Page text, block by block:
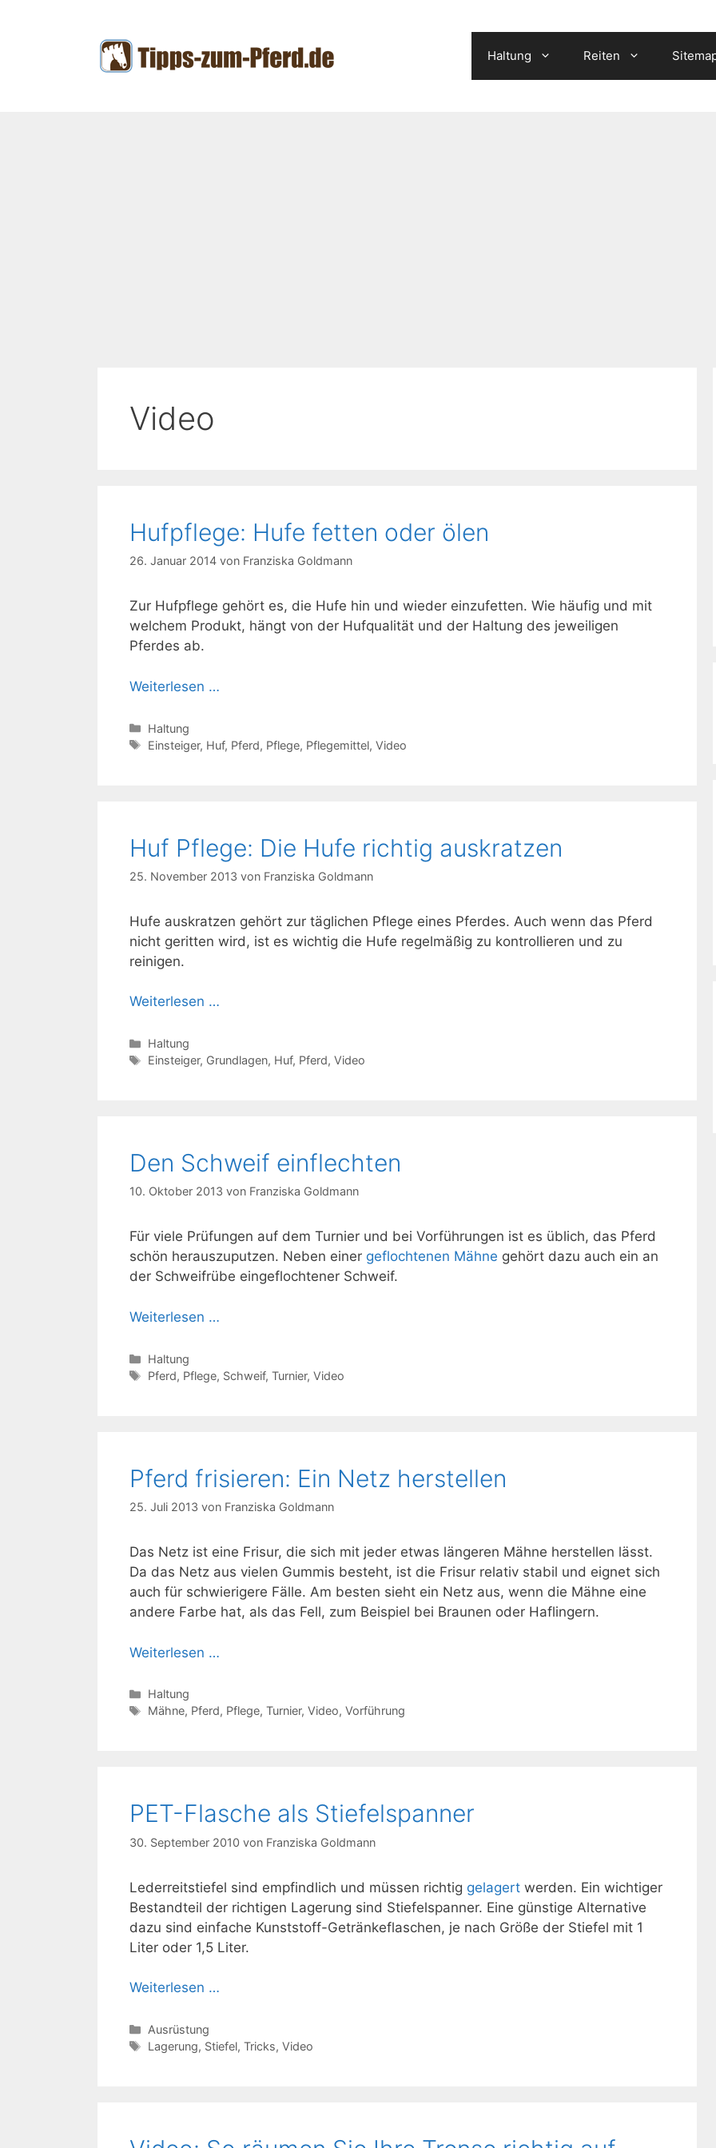
Haltung Reiten
Video
Hufpflege: Hufe fetten oder ölen
26. Januar 2014 von Franziska Goldmann
Zur Hufpflege gehört es, die Hufe hin und wieder einzufetten. Wie häufig und mit
welchem Produkt, hängt von der Hufqualität und der Haltung des jeweiligen
Pferdes ab.
Weiterlesen …
Kategorien
Haltung
Schlagwörter
Einsteiger, Huf, Pferd, Pflege, Pflegemittel,Video
Huf Pflege: Die Hufe richtig auskratzen
25. November 2013 von Franziska Goldmann
Hufe auskratzen gehört zur täglichen Pflege eines Pferdes. Auch wenn das Pferd
nicht geritten wird, ist es wichtig die Hufe regelmäßig zu kontrollieren und zu
reinigen.
Weiterlesen …
Kategorien
Haltung
Schlagwörter
Einsteiger, Grundlagen, Huf, Pferd,Video
Den Schweif einflechten
10. Oktober 2013 von Franziska Goldmann
Für viele Prüfungen auf dem Turnier und bei Vorführungen ist es üblich, das Pferd
schön herauszuputzen. Neben einer geflochtenen Mähne gehört dazu auch ein an
der Schweifrübe eingeflochtener Schweif.
Weiterlesen …
Kategorien
Haltung
Schlagwörter
Pferd, Pflege, Schweif,Turnier,Video
Pferd frisieren: Ein Netz herstellen
25. Juli 2013 von Franziska Goldmann
Das Netz ist eine Frisur, die sich mit jeder etwas längeren Mähne herstellen lässt.
Da das Netz aus vielen Gummis besteht, ist die Frisur relativ stabil und eignet sich
auch für schwierigere Fälle. Am besten sieht ein Netz aus, wenn die Mähne eine
andere Farbe hat, als das Fell, zum Beispiel bei Braunen oder Haflingern.
Weiterlesen …
Kategorien
Haltung
Schlagwörter
Mähne, Pferd, Pflege,Turnier,Video,Vorführung
PET-Flasche als Stiefelspanner
30. September 2010 von Franziska Goldmann
Lederreitstiefel sind empfindlich und müssen richtig gelagert werden. Ein wichtiger
Bestandteil der richtigen Lagerung sind Stiefelspanner. Eine günstige Alternative
dazu sind einfache Kunststoff-Getränkeflaschen, je nach Größe der Stiefel mit 1
Liter oder 1,5 Liter.
Weiterlesen …
Kategorien
Ausrüstung
Schlagwörter
Lagerung, Stiefel,Tricks,Video